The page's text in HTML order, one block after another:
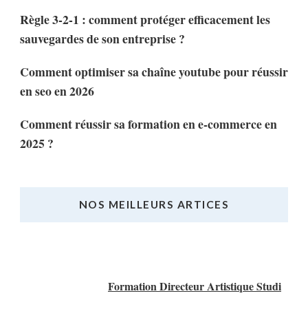
Règle 3-2-1 : comment protéger efficacement les
sauvegardes de son entreprise ?
Comment optimiser sa chaîne youtube pour réussir
en seo en 2026
Comment réussir sa formation en e-commerce en
2025 ?
NOS MEILLEURS ARTICES
Formation Directeur Artistique Studi